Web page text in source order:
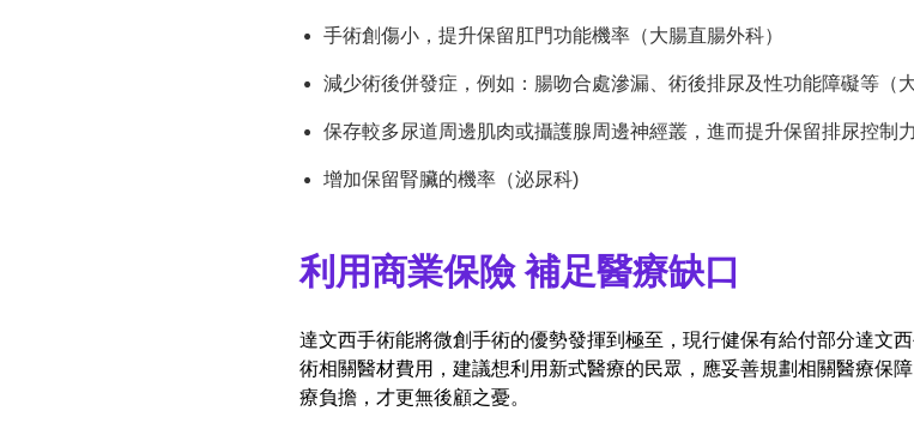
手術創傷小，提升保留肛門功能機率（大腸直腸外科）
減少術後併發症，例如：腸吻合處滲漏、術後排尿及性功能障礙等（
保存較多尿道周邊肌肉或攝護腺周邊神經叢，進而提升保留排尿控制
增加保留腎臟的機率（泌尿科)
利用商業保險 補足醫療缺口
達文西手術能將微創手術的優勢發揮到極至，現行健保有給付部分達文
術相關醫材費用，建議想利用新式醫療的民眾，應妥善規劃相關醫療保
療負擔，才更無後顧之憂。